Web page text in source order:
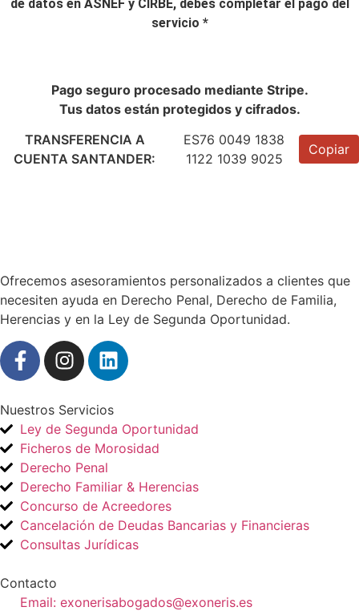
de datos en ASNEF y CIRBE, debes completar el pago del
servicio *
Pago seguro procesado mediante Stripe.
Tus datos están protegidos y cifrados.
TRANSFERENCIA A
CUENTA SANTANDER:
ES76 0049 1838
1122 1039 9025
Copiar
Ofrecemos asesoramientos personalizados a clientes que
necesiten ayuda en Derecho Penal, Derecho de Familia,
Herencias y en la Ley de Segunda Oportunidad.
Nuestros Servicios
Ley de Segunda Oportunidad
Ficheros de Morosidad
Derecho Penal
Derecho Familiar & Herencias
Concurso de Acreedores
Cancelación de Deudas Bancarias y Financieras
Consultas Jurídicas
Contacto
Email: exonerisabogados@exoneris.es